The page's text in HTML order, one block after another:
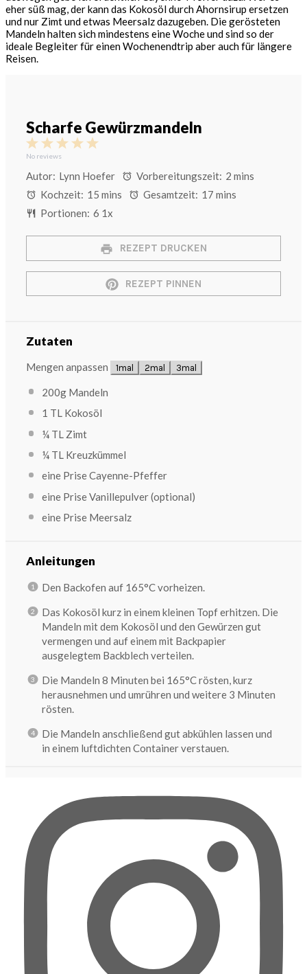
eher süß mag, der kann das Kokosöl durch Ahornsirup ersetzen
und nur Zimt und etwas Meersalz dazugeben. Die gerösteten
Mandeln halten sich mindestens eine Woche und sind so der
ideale Begleiter für einen Wochenendtrip aber auch für längere
Reisen.
Scharfe Gewürzmandeln
5
4
3
2
Stars
1
Star
No reviews
Autor: Lynn Hoefer Vorbereitungszeit: 2 mins
Kochzeit: 15 mins Gesamtzeit: 17 mins
Portionen: 6 1x
REZEPT DRUCKEN
REZEPT PINNEN
Zutaten
Mengen anpassen 1mal 2mal 3mal
200gMandeln
1 TL Kokosöl
¼TL Zimt
¼TL Kreuzkümmel
eine Prise Cayenne-Pfeffer
eine Prise Vanillepulver (optional)
eine Prise Meersalz
Anleitungen
Den Backofen auf 165°C vorheizen.
Das Kokosöl kurz in einem kleinen Topf erhitzen. Die
Mandeln mit dem Kokosöl und den Gewürzen gut
vermengen und auf einem mit Backpapier
ausgelegtem Backblech verteilen.
Die Mandeln 8 Minuten bei 165°C rösten, kurz
herausnehmen und umrühren und weitere 3 Minuten
rösten.
Die Mandeln anschließend gut abkühlen lassen und
in einem luftdichten Container verstauen.